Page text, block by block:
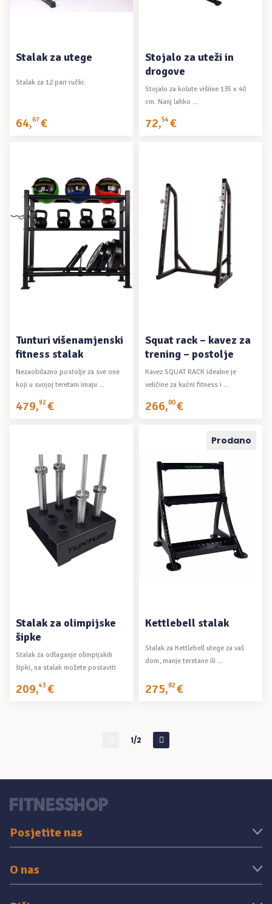
Stalak za utege
Stalak za 12 pari ručki.
64,67€
Stojalo za uteži in
drogove
Stojalo za kolute višiine 135 x 40
cm. Nanj lahko ...
72,54€
DODAJ U KOŠARICU
Tunturi višenamjenski
fitness stalak
Nezaobilazno postolje za sve one
koji u svojoj teretani imaju ...
479,92€
DODAJ U KOŠARICU
Squat rack – kavez za
trening – postolje
Kavez SQUAT RACK idealne je
veličine za kućni fitness i ...
266,80€
DODAJ U KOŠARICU
Stalak za olimpijske
šipke
Stalak za odlaganje olimpijskih
šipki, na stalak možete postaviti
209,43 €
Prodano
PROČITAJ VIŠE
Kettlebell stalak
Stalak za Kettlebell utege za vaš
dom, manje teretane ili ...
275,82€
1/2
Posjetite nas
O nas